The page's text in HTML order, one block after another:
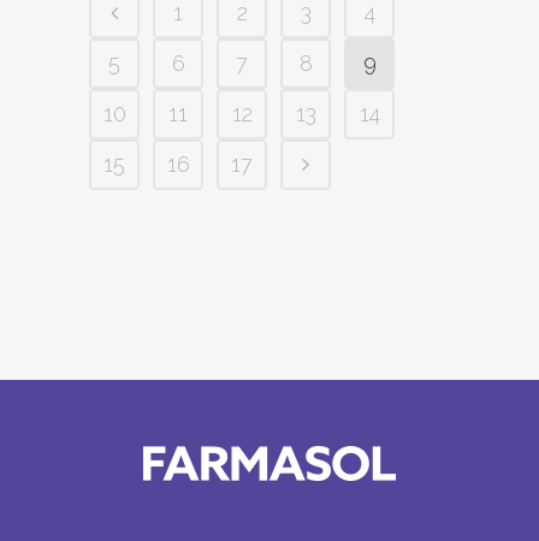
1 2 3
4
5
6 7 8
9
10
11 12 13
14
15
16 17